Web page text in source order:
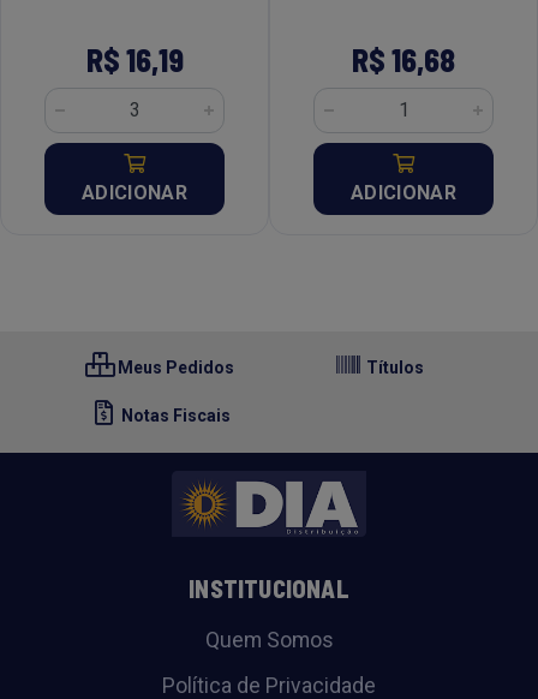
R$ 16,19
ADICIONAR
R$ 16,68
ADICIONAR
Meus Pedidos Títulos
Notas Fiscais
INSTITUCIONAL
Quem Somos
Política de Privacidade